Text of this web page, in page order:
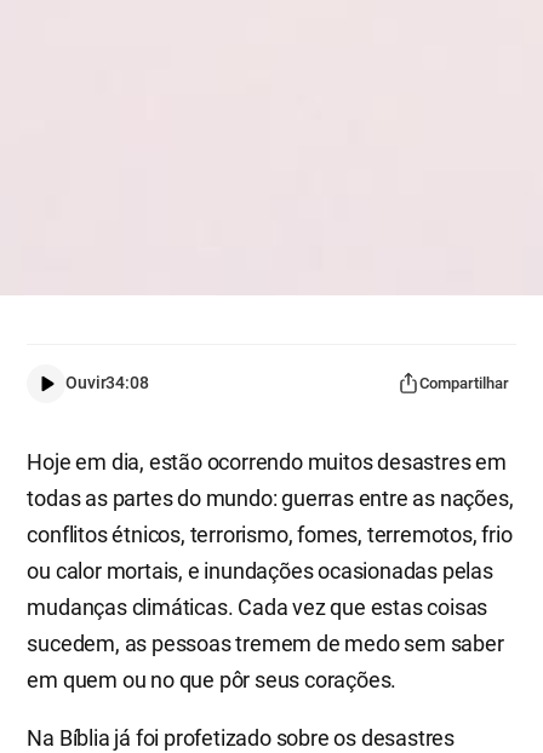
Ouvir34:08 Compartilhar
Hoje em dia, estão ocorrendo muitos desastres em
todas as partes do mundo: guerras entre as nações,
conflitos étnicos, terrorismo, fomes, terremotos, frio
ou calor mortais, e inundações ocasionadas pelas
mudanças climáticas. Cada vez que estas coisas
sucedem, as pessoas tremem de medo sem saber
em quem ou no que pôr seus corações.
Na Bíblia já foi profetizado sobre os desastres